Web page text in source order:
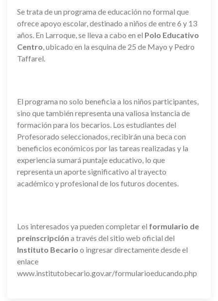
Se trata de un programa de educación no formal que
ofrece apoyo escolar, destinado a niños de entre 6 y 13
años. En Larroque, se lleva a cabo en el Polo Educativo
Centro, ubicado en la esquina de 25 de Mayo y Pedro
Taffarel.
El programa no solo beneficia a los niños participantes,
sino que también representa una valiosa instancia de
formación para los becarios. Los estudiantes del
Profesorado seleccionados, recibirán una beca con
beneficios económicos por las tareas realizadas y la
experiencia sumará puntaje educativo, lo que
representa un aporte significativo al trayecto
académico y profesional de los futuros docentes.
Los interesados ya pueden completar el formulario de
preinscripción a través del sitio web oficial del
Instituto Becario o ingresar directamente desde el
enlace
www.institutobecario.gov.ar/formularioeducando.php